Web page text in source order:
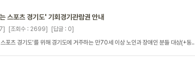
스포츠 경기도' 기회경기관람권 안내
[조회수 : 2699]
[답글 : 0]
포츠 경기도'를 위해 경기도에 거주하는 만70세 이상 노인과 장애인 분들 대상(+동..